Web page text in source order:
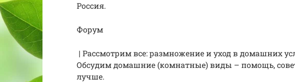
Россия.
Форум
| Рассмотрим все: размножение и уход в домашних
Обсудим домашние (комнатные) виды – помощь,
лучше.